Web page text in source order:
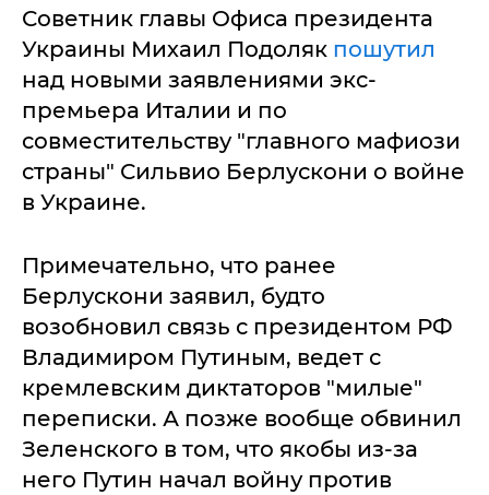
Советник главы Офиса президента
Украины Михаил Подоляк пошутил
над новыми заявлениями экс-
премьера Италии и по
совместительству "главного мафиози
страны" Сильвио Берлускони о войне
в Украине.
Примечательно, что ранее
Берлускони заявил, будто
возобновил связь с президентом РФ
Владимиром Путиным, ведет с
кремлевским диктаторов "милые"
переписки. А позже вообще обвинил
Зеленского в том, что якобы из-за
него Путин начал войну против